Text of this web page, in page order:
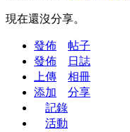
現在還沒分享。
發佈
帖子
發佈
日誌
上傳
相冊
添加
分享
記錄
活動